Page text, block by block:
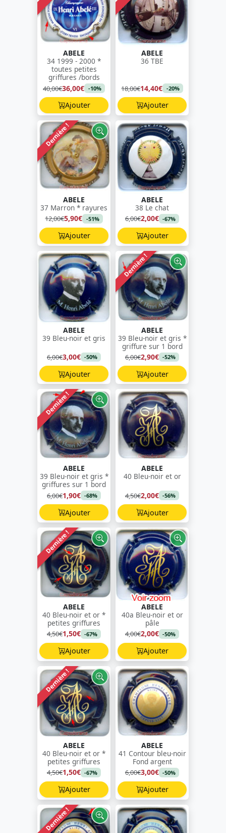
ABELE
34 1999 - 2000 *
toutes petites
griffures /bords
40,00€36,00€ -10%
Ajouter
ABELE
36 TBE
18,00€14,40€ -20%
Ajouter
Dernière !
ABELE
37 Marron * rayures
12,00€5,90€ -51%
Ajouter
ABELE
38 Le chat
6,00€2,00€ -67%
Ajouter
ABELE
39 Bleu-noir et gris
6,00€3,00€ -50%
Ajouter
Dernière !
ABELE
39 Bleu-noir et gris *
griffure sur 1 bord
6,00€2,90€ -52%
Ajouter
Dernière !
ABELE
39 Bleu-noir et gris *
griffures sur 1 bord
6,00€1,90€ -68%
Ajouter
ABELE
40 Bleu-noir et or
4,50€2,00€ -56%
Ajouter
Dernière !
ABELE
40 Bleu-noir et or *
petites griffures
4,50€1,50€ -67%
Ajouter
ABELE
40a Bleu-noir et or
pâle
4,00€2,00€ -50%
Ajouter
Dernière !
ABELE
40 Bleu-noir et or *
petites griffures
4,50€1,50€ -67%
Ajouter
ABELE
41 Contour bleu-noir
Fond argent
6,00€3,00€ -50%
Ajouter
Dernière !